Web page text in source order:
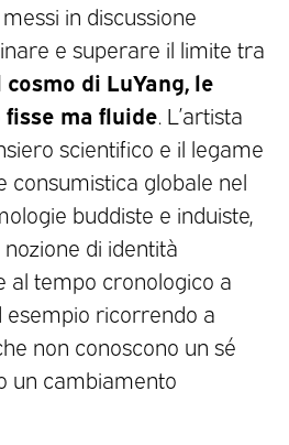
in discussione
e superare il limite tra
cosmo di LuYang, le
ma fluide . L’artista
scientifico e il legame
consumistica globale nel
buddiste e induiste,
di identità
al tempo cronologico a
esempio ricorrendo a
non conoscono un sé
un cambiamento